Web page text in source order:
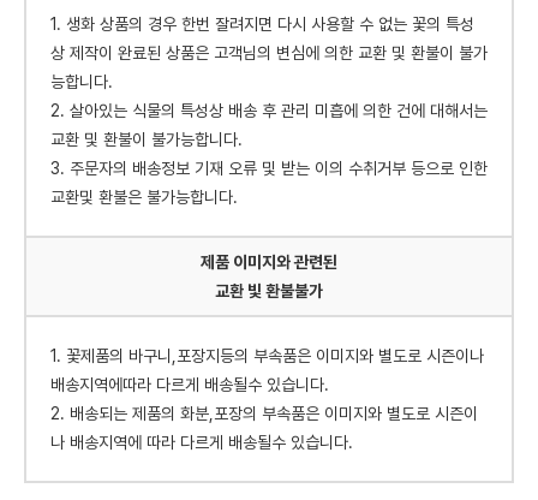
1. 생화 상품의 경우 한번 잘려지면 다시 사용할 수 없는 꽃의 특성
상 제작이 완료된 상품은 고객님의 변심에 의한 교환 및 환불이 불가
능합니다.
2. 살아있는 식물의 특성상 배송 후 관리 미흡에 의한 건에 대해서는
교환 및 환불이 불가능합니다.
3. 주문자의 배송정보 기재 오류 및 받는 이의 수취거부 등으로 인한
교환및 환불은 불가능합니다.
제품 이미지와 관련된
교환 빛 환불불가
1. 꽃제품의 바구니,포장지등의 부속품은 이미지와 별도로 시즌이나
배송지역에따라 다르게 배송될수 있습니다.
2. 배송되는 제품의 화분,포장의 부속품은 이미지와 별도로 시즌이
나 배송지역에 따라 다르게 배송될수 있습니다.